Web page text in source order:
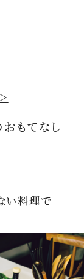
もてなし
い料理で